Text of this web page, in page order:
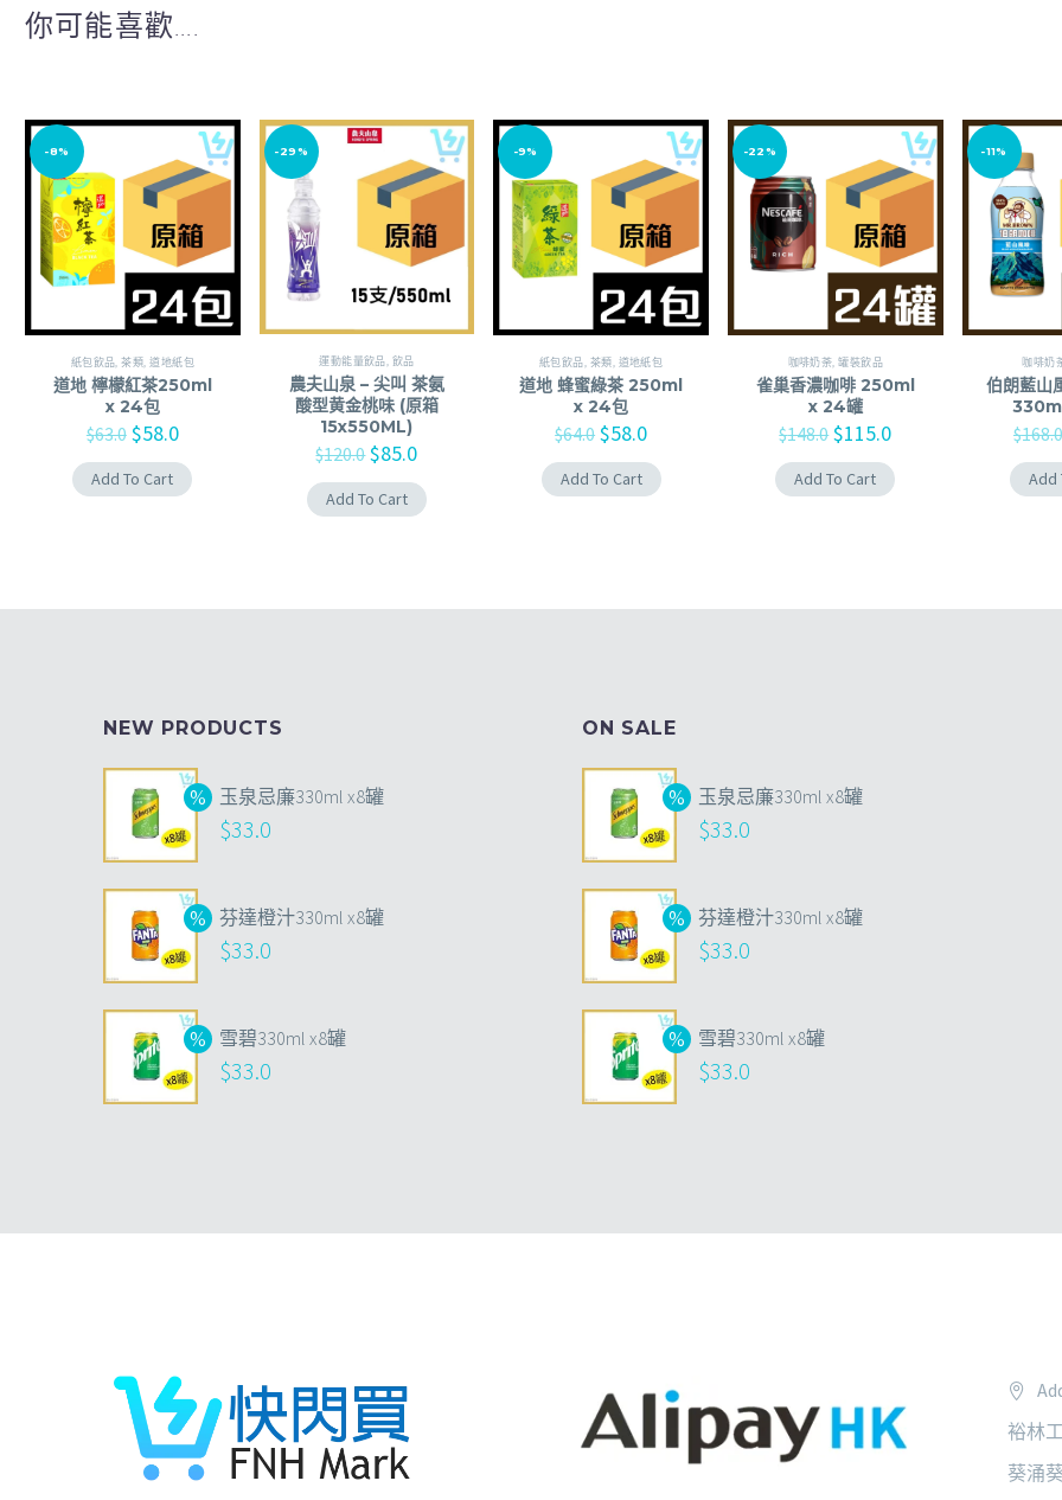
你可能喜歡....
-8%
紙包飲品 ,茶類 ,道地紙包
道地 檸檬紅茶250ml
x 24包
$63.0 $58.0
Add To Cart
-29%
運動能量飲品 飲品
農夫山泉 – 尖叫 茶氨
酸型黄金桃味 (原箱
15x550ML)
$120.0 $85.0
Add To Cart
-9%
紙包飲品 茶類 道地紙包
道地 蜂蜜綠茶 250ml
x 24包
$64.0 $58.0
Add To Cart
-22%
咖啡奶荼 ,罐裝飲品
雀巢香濃咖啡 250ml
x 24罐
$148.0 $115.0
Add To Cart
-11%
咖啡奶
伯朗藍山
$168.0
Add
NEW PRODUCTS
玉泉忌廉330ml x8罐
$33.0
芬達橙汁330ml x8罐
$33.0
雪碧330ml x8罐
$33.0
ON SALE
玉泉忌廉330ml x8罐
$33.0
芬達橙汁330ml x8罐
$33.0
雪碧330ml x8罐
$33.0
裕林
葵涌